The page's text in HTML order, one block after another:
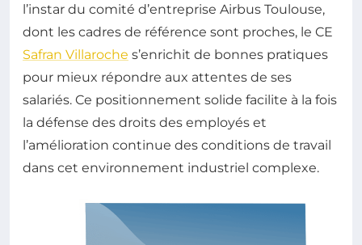
l’instar du comité d’entreprise Airbus Toulouse,
dont les cadres de référence sont proches, le CE
Safran Villaroche s’enrichit de bonnes pratiques
pour mieux répondre aux attentes de ses
salariés. Ce positionnement solide facilite à la fois
la défense des droits des employés et
l’amélioration continue des conditions de travail
dans cet environnement industriel complexe.